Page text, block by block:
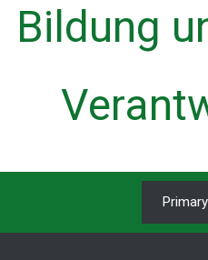
Bildung